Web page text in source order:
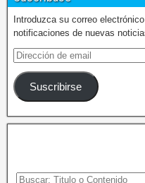
Introduzca su correo
notificaciones de nuevas
Suscribirse